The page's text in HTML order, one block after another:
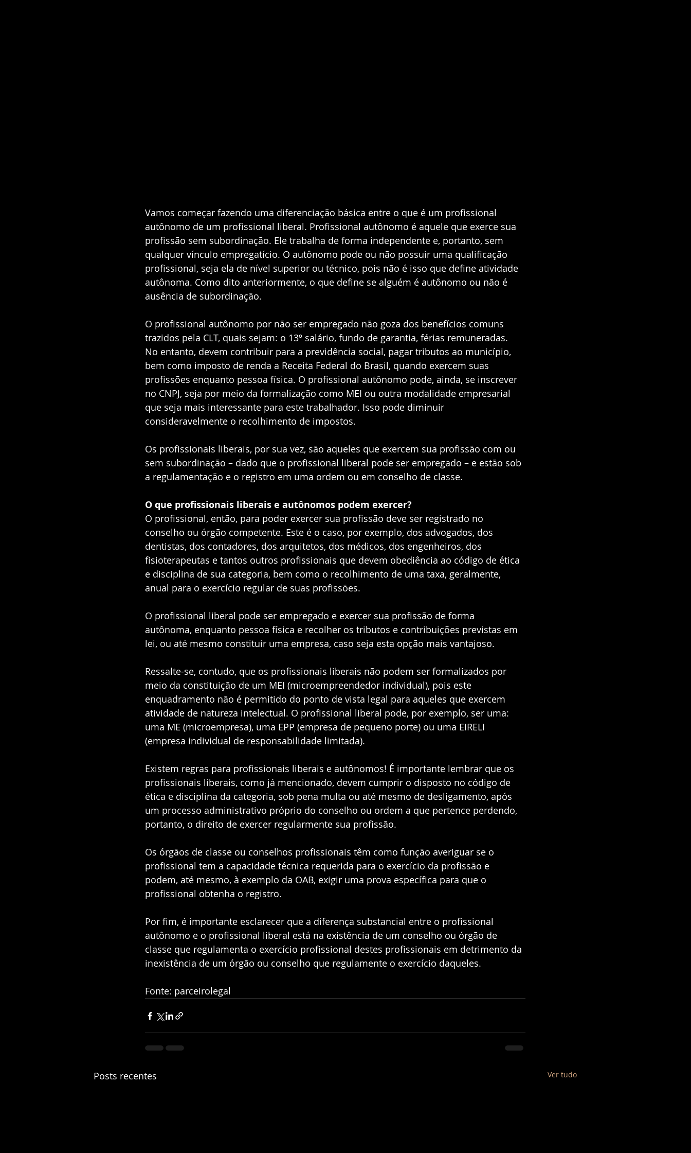
Vamos começar fazendo uma diferenciação básica entre o que é um profissional
autônomo de um profissional liberal. Profissional autônomo é aquele que exerce sua
profissão sem subordinação. Ele trabalha de forma independente e, portanto, sem
qualquer vínculo empregatício. O autônomo pode ou não possuir uma qualificação
profissional, seja ela de nível superior ou técnico, pois não é isso que define atividade
autônoma. Como dito anteriormente, o que define se alguém é autônomo ou não é
ausência de subordinação.
O profissional autônomo por não ser empregado não goza dos benefícios comuns
trazidos pela CLT, quais sejam: o 13º salário, fundo de garantia, férias remuneradas.
No entanto, devem contribuir para a previdência social, pagar tributos ao município,
bem como imposto de renda a Receita Federal do Brasil, quando exercem suas
profissões enquanto pessoa física. O profissional autônomo pode, ainda, se inscrever
no CNPJ, seja por meio da formalização como MEI ou outra modalidade empresarial
que seja mais interessante para este trabalhador. Isso pode diminuir
consideravelmente o recolhimento de impostos.
Os profissionais liberais, por sua vez, são aqueles que exercem sua profissão com ou
sem subordinação – dado que o profissional liberal pode ser empregado – e estão sob
a regulamentação e o registro em uma ordem ou em conselho de classe.
O que profissionais liberais e autônomos podem exercer?
O profissional, então, para poder exercer sua profissão deve ser registrado no
conselho ou órgão competente. Este é o caso, por exemplo, dos advogados, dos
dentistas, dos contadores, dos arquitetos, dos médicos, dos engenheiros, dos
fisioterapeutas e tantos outros profissionais que devem obediência ao código de ética
e disciplina de sua categoria, bem como o recolhimento de uma taxa, geralmente,
anual para o exercício regular de suas profissões.
O profissional liberal pode ser empregado e exercer sua profissão de forma
autônoma, enquanto pessoa física e recolher os tributos e contribuições previstas em
lei, ou até mesmo constituir uma empresa, caso seja esta opção mais vantajoso.
Ressalte-se, contudo, que os profissionais liberais não podem ser formalizados por
meio da constituição de um MEI (microempreendedor individual), pois este
enquadramento não é permitido do ponto de vista legal para aqueles que exercem
atividade de natureza intelectual. O profissional liberal pode, por exemplo, ser uma:
uma ME (microempresa), uma EPP (empresa de pequeno porte) ou uma EIRELI
(empresa individual de responsabilidade limitada).
Existem regras para profissionais liberais e autônomos! É importante lembrar que os
profissionais liberais, como já mencionado, devem cumprir o disposto no código de
ética e disciplina da categoria, sob pena multa ou até mesmo de desligamento, após
um processo administrativo próprio do conselho ou ordem a que pertence perdendo,
portanto, o direito de exercer regularmente sua profissão.
Os órgãos de classe ou conselhos profissionais têm como função averiguar se o
profissional tem a capacidade técnica requerida para o exercício da profissão e
podem, até mesmo, à exemplo da OAB, exigir uma prova específica para que o
profissional obtenha o registro.
Por fim, é importante esclarecer que a diferença substancial entre o profissional
autônomo e o profissional liberal está na existência de um conselho ou órgão de
classe que regulamenta o exercício profissional destes profissionais em detrimento da
inexistência de um órgão ou conselho que regulamente o exercício daqueles.
Fonte: parceirolegal
Posts recentes Ver tudo